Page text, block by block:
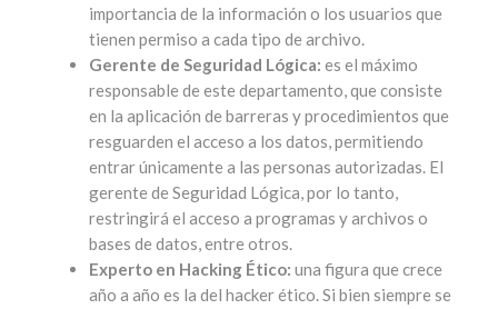
importancia de la información o los usuarios que
tienen permiso a cada tipo de archivo.
Gerente de Seguridad Lógica: es el máximo
responsable de este departamento, que consiste
en la aplicación de barreras y procedimientos que
resguarden el acceso a los datos, permitiendo
entrar únicamente a las personas autorizadas. El
gerente de Seguridad Lógica, por lo tanto,
restringirá el acceso a programas y archivos o
bases de datos, entre otros.
Experto en Hacking Ético: una figura que crece
año a año es la del hacker ético. Si bien siempre se